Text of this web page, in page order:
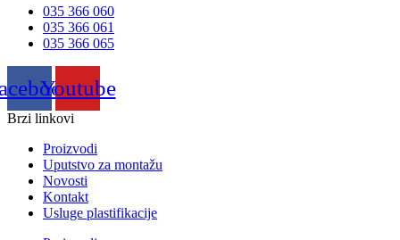
035 366 060
035 366 061
035 366 065
Youtube
Brzi linkovi
Proizvodi
Uputstvo za montažu
Novosti
Kontakt
Usluge plastifikacije